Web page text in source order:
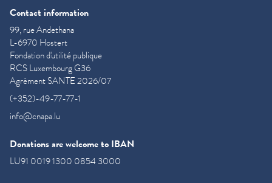
Contact information
99, rue Andethana
L-6970 Hostert
Fondation d'utilité publique
RCS Luxembourg G36
Agrément SANTE 2026/07
(+352)-49-77-77-1
info@cnapa.lu
Donations are welcome to IBAN
LU91 0019 1300 0854 3000